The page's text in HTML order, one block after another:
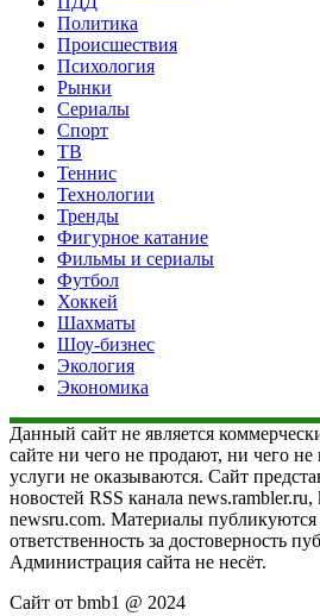
Политика
Происшествия
Психология
Рынки
Сериалы
Спорт
ТВ
Теннис
Технологии
Тренды
Фигурное катание
Фильмы и сериалы
Футбол
Хоккей
Шахматы
Шоу-бизнес
Экология
Экономика
Данный сайт не является
сайте ни чего не продают, ни чего
услуги не оказываются. Сайт
новостей RSS канала news.rambler.ru,
newsru.com. Материалы публикуются
ответственность за достоверность
Администрация сайта не несёт.
Сайт от bmb1 @ 2024